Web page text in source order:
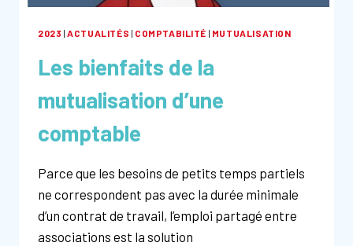
2023 |ACTUALITÉS | COMPTABILITÉ | MUTUALISATION
Les bienfaits de la
mutualisation d’une
comptable
Parce que les besoins de petits temps partiels
ne correspondent pas avec la durée minimale
d’un contrat de travail, l’emploi partagé entre
associations est la solution